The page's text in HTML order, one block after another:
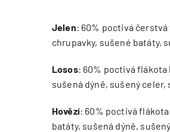
Jelen: 60% poctivá
chrupavky, sušené batáty,
Losos: 60% poctivá flákota
sušená dýně, sušený
Hovězí: 60% poctivá
batáty, sušená dýně,